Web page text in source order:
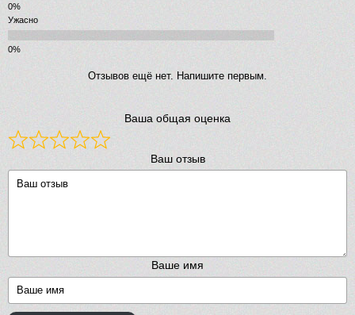
Ужасно
Отзывов ещё нет. Напишите первым.
Ваша общая оценка
Ваш отзыв
Ваше имя